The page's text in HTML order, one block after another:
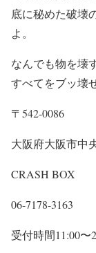
底に秘めた破壊
よ。
なんでも物を壊
すべてをブッ壊
〒542-0086
大阪府大阪市中
CRASH BOX
06-7178-3163
受付時間11:00〜